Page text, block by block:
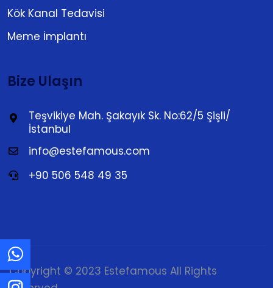
Kök Kanal Tedavisi
Meme İmplantı
Bize Ulaşın
Teşvikiye Mah. Şakayık Sk. No:62/5 Şişli/
İstanbul
info@estefamous.com
+90 506 548 49 35
Copyright © 2023 Estefamous All Rights